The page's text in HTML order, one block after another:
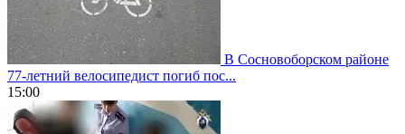
В Сосновоборском районе
77-летний велосипедист погиб пос...
15:00